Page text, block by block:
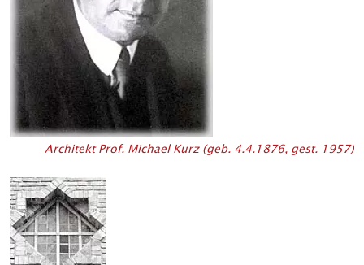
Architekt Prof. Michael Kurz (geb. 4.4.1876, gest. 1957)